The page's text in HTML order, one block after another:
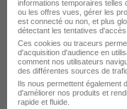
Publiée le 12/07/2026 - Réf
informations temporaires telles
ou les offres vues, gérer les
est connecté ou non, et plus
détectant les tentatives
Ces cookies ou traceurs
d'acquisition d'audience en
comment nos utilisateurs
des différentes sources de
Ils nous permettent également
d'améliorer nos produits et
rapide et fluide.